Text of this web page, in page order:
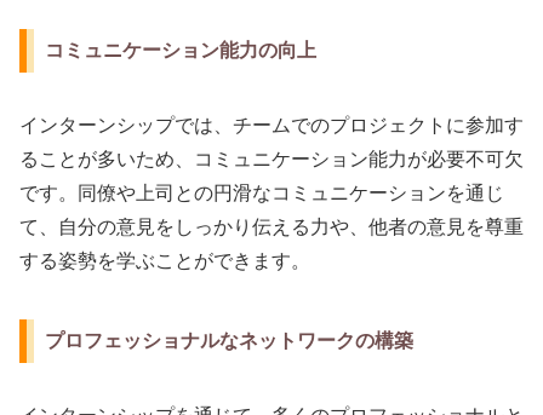
コミュニケーション能力の向上
インターンシップでは、チームでのプロジェクトに参加す
ることが多いため、コミュニケーション能力が必要不可欠
です。同僚や上司との円滑なコミュニケーションを通じ
て、自分の意見をしっかり伝える力や、他者の意見を尊重
する姿勢を学ぶことができます。
プロフェッショナルなネットワークの構築